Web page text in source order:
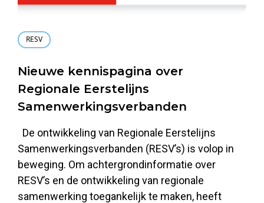
RESV
Nieuwe kennispagina over
Regionale Eerstelijns
Samenwerkingsverbanden
De ontwikkeling van Regionale Eerstelijns
Samenwerkingsverbanden (RESV’s) is volop in
beweging. Om achtergrondinformatie over
RESV’s en de ontwikkeling van regionale
samenwerking toegankelijk te maken, heeft